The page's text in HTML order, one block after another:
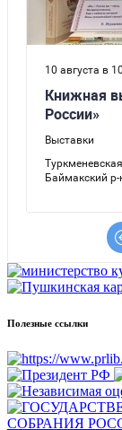
Полезные ссылки